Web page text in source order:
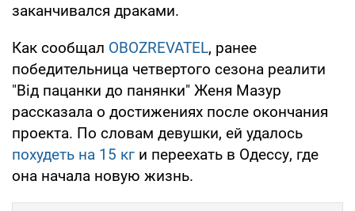
заканчивался драками.
Как сообщал OBOZREVATEL, ранее
победительница четвертого сезона реалити
"Від пацанки до панянки" Женя Мазур
рассказала о достижениях после окончания
проекта. По словам девушки, ей удалось
похудеть на 15 кг и переехать в Одессу, где
она начала новую жизнь.